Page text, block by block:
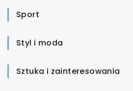
Sport
Styl i moda
Sztuka i zainteresowania